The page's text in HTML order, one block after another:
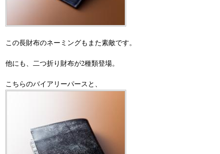
この長財布のネーミングもまた素敵です。
他にも、二つ折り財布が2種類登場。
こちらのバイアリーパースと、